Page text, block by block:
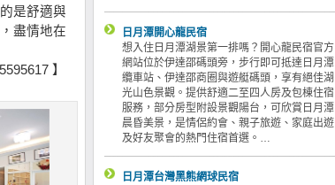
是舒適與
盡情地在
】
日月潭開心龍民宿
想入住日月潭湖景第一排嗎？開心龍民宿官方
網站位於伊達邵碼頭旁，步行即可抵達日月潭
纜車站、伊達邵商圈與遊艇碼頭，享有絕佳湖
光山色景觀。提供舒適二至四人房及包棟住宿
服務，部分房型附設景觀陽台，可欣賞日月潭
晨昏美景，是情侶約會、親子旅遊、家庭出遊
及好友聚會的熱門住宿首選。…
日月潭台灣黑熊網球民宿